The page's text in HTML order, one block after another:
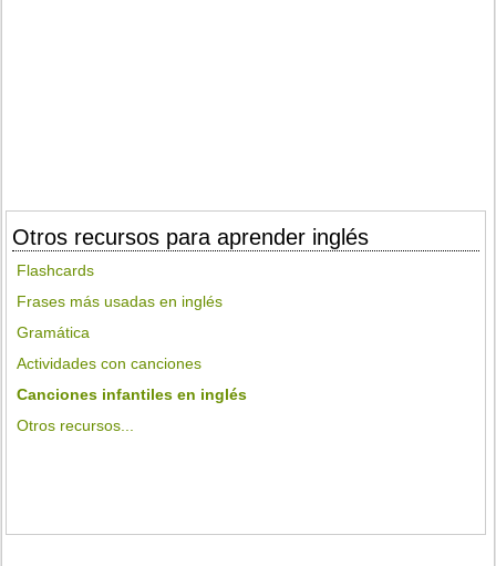
Otros recursos para aprender inglés
Flashcards
Frases más usadas en inglés
Gramática
Actividades con canciones
Canciones infantiles en inglés
Otros recursos...